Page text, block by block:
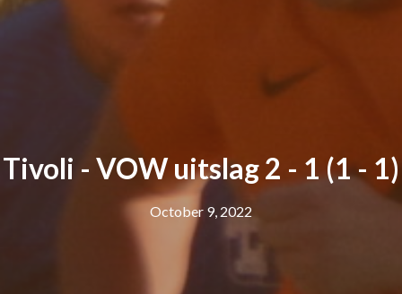
Tivoli - VOW uitslag 2 - 1 (1 - 1)
October 9, 2022